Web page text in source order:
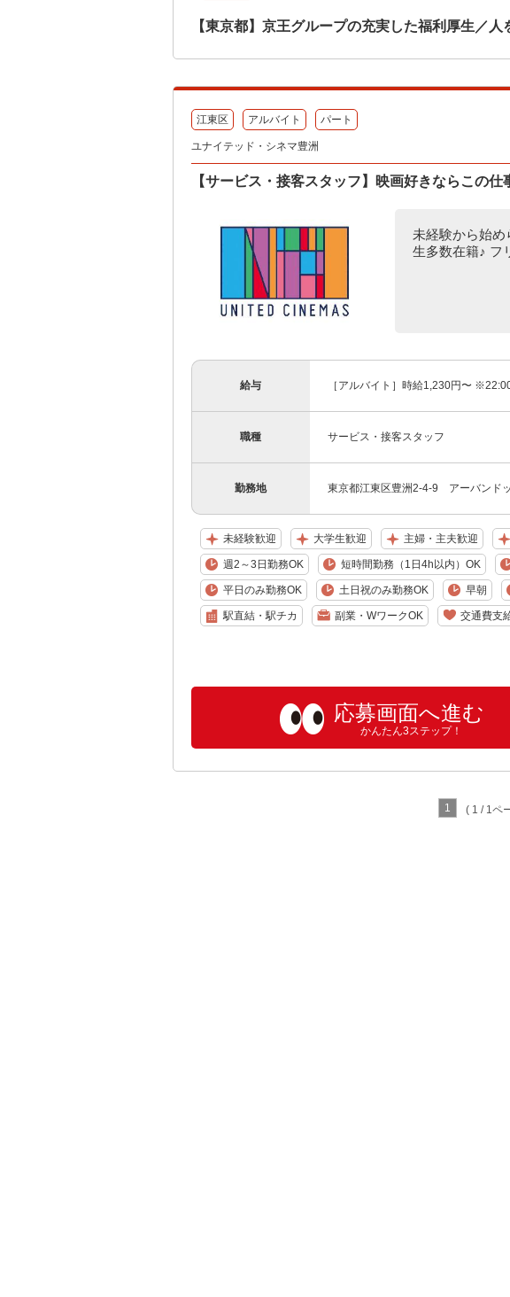
【東京都】京王グループの充実した福利厚生／
江東区 アルバイト パート
ユナイテッド・シネマ豊洲
【サービス・接客スタッフ】映画好きならこの仕
未経験から始め
生多数在籍♪ フ
給与 ［アルバイト］時給1,230円〜
職種 サービス・接客スタッフ
勤務地 東京都江東区豊洲2-4-9 アーバンド
未経験歓迎 大学生歓迎 主婦・主夫歓迎
週2～3日勤務OK 短時間勤務（1日4h以内）OK
平日のみ勤務OK 土日祝のみ勤務OK 早朝
駅直結・駅チカ 副業・WワークOK 交通費支
応募画面へ進む
かんたん3ステップ！
1 ( 1 / 1ペ